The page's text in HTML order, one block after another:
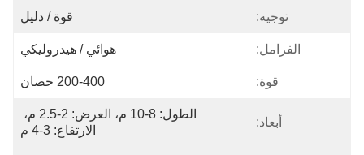
توجيه: قوة / دليل
الفرامل: هوائي / هيدروليكي
قوة: 200-400 حصان
أبعاد:
الطول: 8-10 م، العرض: 2-2.5 م،
الارتفاع: 3-4 م